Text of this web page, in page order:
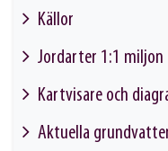
Källor
Jordarter 1:1 miljon
Kartvisare och
Aktuella